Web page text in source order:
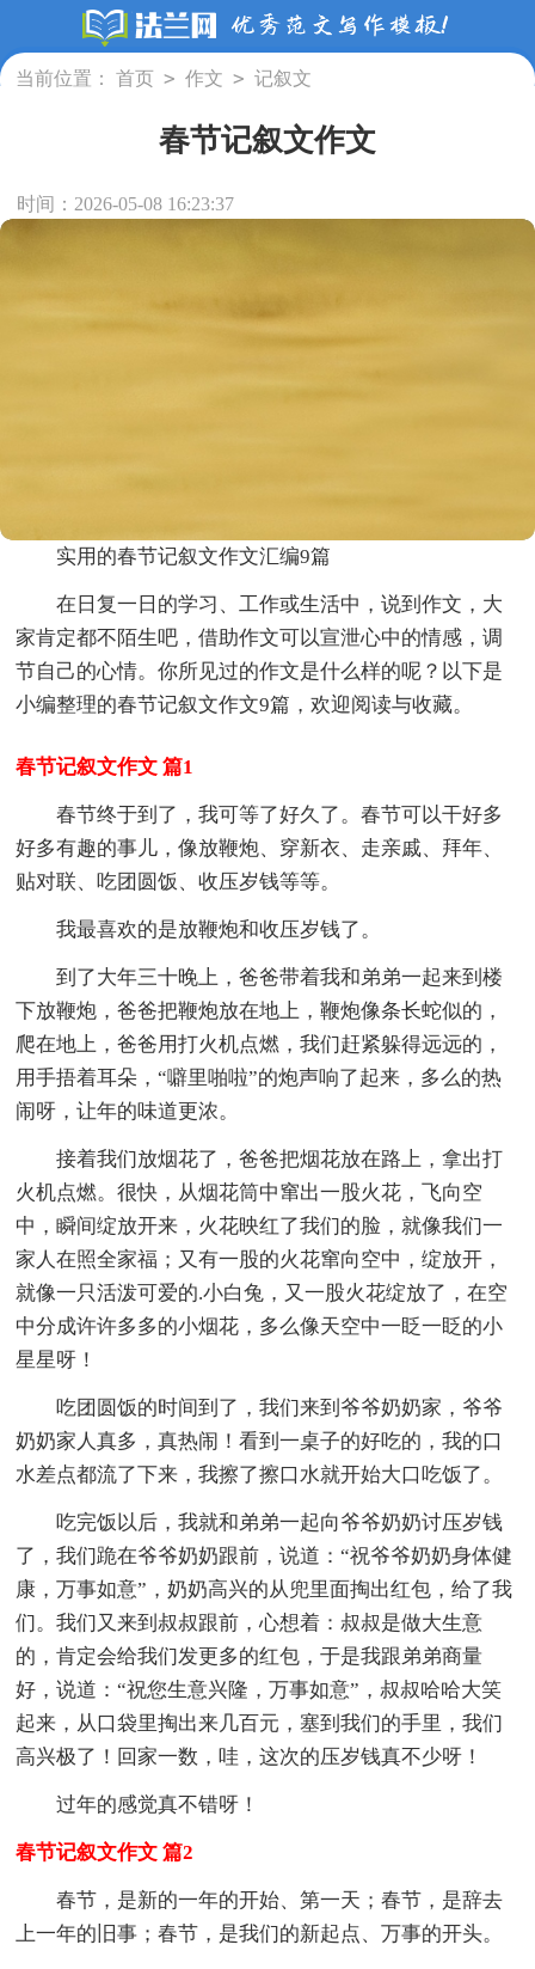
当前位置： 首页 > 作文 > 记叙文
春节记叙文作文
时间：2026-05-08 16:23:37
实用的春节记叙文作文汇编9篇
在日复一日的学习、工作或生活中，说到作文，大
家肯定都不陌生吧，借助作文可以宣泄心中的情感，调
节自己的心情。你所见过的作文是什么样的呢？以下是
小编整理的春节记叙文作文9篇，欢迎阅读与收藏。
春节记叙文作文 篇1
春节终于到了，我可等了好久了。春节可以干好多
好多有趣的事儿，像放鞭炮、穿新衣、走亲戚、拜年、
贴对联、吃团圆饭、收压岁钱等等。
我最喜欢的是放鞭炮和收压岁钱了。
到了大年三十晚上，爸爸带着我和弟弟一起来到楼
下放鞭炮，爸爸把鞭炮放在地上，鞭炮像条长蛇似的，
爬在地上，爸爸用打火机点燃，我们赶紧躲得远远的，
用手捂着耳朵，“噼里啪啦”的炮声响了起来，多么的热
闹呀，让年的味道更浓。
接着我们放烟花了，爸爸把烟花放在路上，拿出打
火机点燃。很快，从烟花筒中窜出一股火花，飞向空
中，瞬间绽放开来，火花映红了我们的脸，就像我们一
家人在照全家福；又有一股的火花窜向空中，绽放开，
就像一只活泼可爱的.小白兔，又一股火花绽放了，在空
中分成许许多多的小烟花，多么像天空中一眨一眨的小
星星呀！
吃团圆饭的时间到了，我们来到爷爷奶奶家，爷爷
奶奶家人真多，真热闹！看到一桌子的好吃的，我的口
水差点都流了下来，我擦了擦口水就开始大口吃饭了。
吃完饭以后，我就和弟弟一起向爷爷奶奶讨压岁钱
了，我们跪在爷爷奶奶跟前，说道：“祝爷爷奶奶身体健
康，万事如意”，奶奶高兴的从兜里面掏出红包，给了我
们。我们又来到叔叔跟前，心想着：叔叔是做大生意
的，肯定会给我们发更多的红包，于是我跟弟弟商量
好，说道：“祝您生意兴隆，万事如意”，叔叔哈哈大笑
起来，从口袋里掏出来几百元，塞到我们的手里，我们
高兴极了！回家一数，哇，这次的压岁钱真不少呀！
过年的感觉真不错呀！
春节记叙文作文 篇2
春节，是新的一年的开始、第一天；春节，是辞去
上一年的旧事；春节，是我们的新起点、万事的开头。